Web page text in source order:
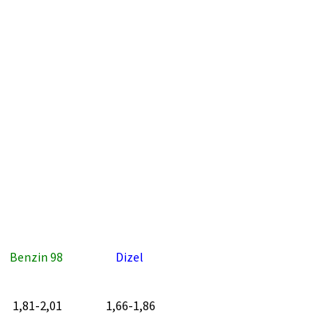
Benzin 98 Dizel
1,81-2,01 1,66-1,86